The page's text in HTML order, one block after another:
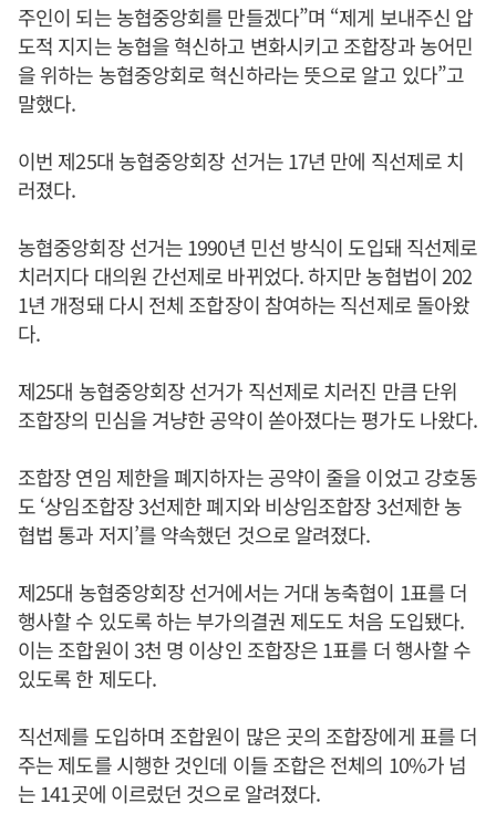
주인이 되는 농협중앙회를 만들겠다”며 “제게 보내주신 압
도적 지지는 농협을 혁신하고 변화시키고 조합장과 농어민
을 위하는 농협중앙회로 혁신하라는 뜻으로 알고 있다”고
말했다.
이번 제25대 농협중앙회장 선거는 17년 만에 직선제로 치
러졌다.
농협중앙회장 선거는 1990년 민선 방식이 도입돼 직선제로
치러지다 대의원 간선제로 바뀌었다. 하지만 농협법이 202
1년 개정돼 다시 전체 조합장이 참여하는 직선제로 돌아왔
다.
제25대 농협중앙회장 선거가 직선제로 치러진 만큼 단위
조합장의 민심을 겨냥한 공약이 쏟아졌다는 평가도 나왔다.
조합장 연임 제한을 폐지하자는 공약이 줄을 이었고 강호동
도 ‘상임조합장 3선제한 폐지와 비상임조합장 3선제한 농
협법 통과 저지’를 약속했던 것으로 알려졌다.
제25대 농협중앙회장 선거에서는 거대 농축협이 1표를 더
행사할 수 있도록 하는 부가의결권 제도도 처음 도입됐다.
이는 조합원이 3천 명 이상인 조합장은 1표를 더 행사할 수
있도록 한 제도다.
직선제를 도입하며 조합원이 많은 곳의 조합장에게 표를 더
주는 제도를 시행한 것인데 이들 조합은 전체의 10%가 넘
는 141곳에 이르렀던 것으로 알려졌다.